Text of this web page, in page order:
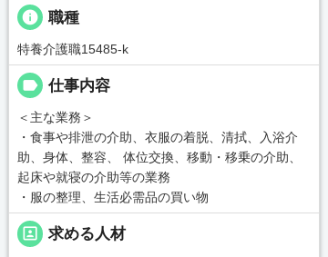
info 職種
特養介護職15485-k
label 仕事内容
＜主な業務＞
・食事や排泄の介助、衣服の着脱、清拭、入浴介
助、身体、整容、 体位交換、移動・移乗の介助、
起床や就寝の介助等の業務
・服の整理、生活必需品の買い物
portrait 求める人材